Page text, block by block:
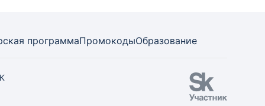
программаПромокодыОбразование